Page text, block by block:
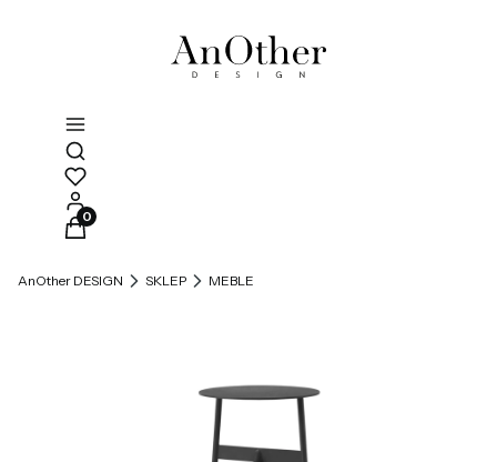
Otwórz wyszukiwarkę
Produkty w koszyku: 0. Zobacz szczegóły
AnOther DESIGN SKLEP MEBLE